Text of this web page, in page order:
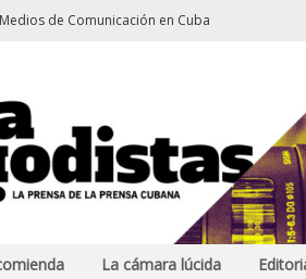
Medios de Comunicación en Cuba
La cámara lúcida